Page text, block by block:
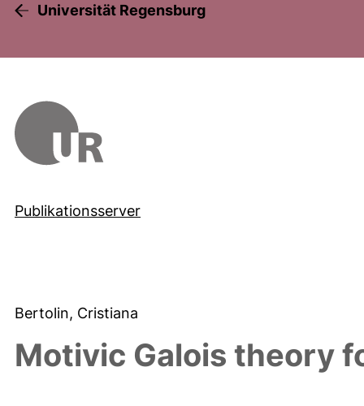
Universität Regensburg
Publikationsserver
Bertolin, Cristiana
Motivic Galois theory